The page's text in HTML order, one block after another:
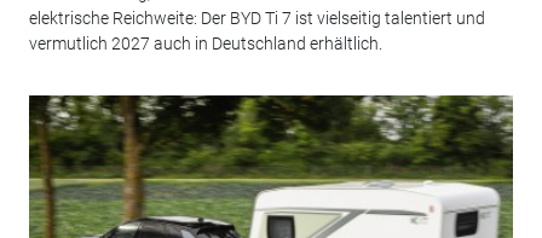
elektrische Reichweite: Der BYD Ti 7 ist vielseitig talentiert und
vermutlich 2027 auch in Deutschland erhältlich.